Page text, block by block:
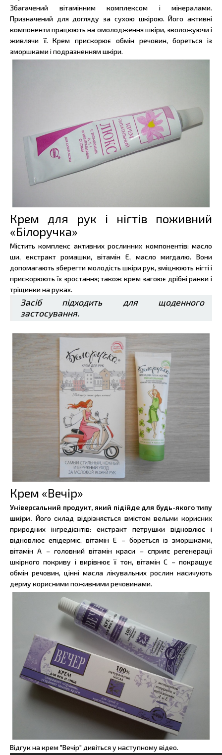
Збагачений вітамінним комплексом і мінералами.
Призначений для догляду за сухою шкірою. Його активні
компоненти працюють на омолодження шкіри, зволожуючи і
живлячи її. Крем прискорює обмін речовин, бореться із
зморшками і подразненням шкіри.
Крем для рук і нігтів поживний
«Білоручка»
Містить комплекс активних рослинних компонентів: масло
ши, екстракт ромашки, вітамін Е, масло мигдалю. Вони
допомагають зберегти молодість шкіри рук, зміцнюють нігті і
прискорюють їх зростання; також крем загоює дрібні ранки і
тріщинки на руках.
Засіб підходить для щоденного
застосування.
Крем «Вечір»
Універсальний продукт, який підійде для будь-якого типу
шкіри. Його склад відрізняється вмістом вельми корисних
природних інгредієнтів: екстракт петрушки відновлює і
відновлює епідерміс, вітамін Е – бореться із зморшками,
вітамін А – головний вітамін краси – сприяє регенерації
шкірного покриву і вирівнює її тон, вітамін С – покращує
обмін речовин, цінні масла лікувальних рослин насичують
дерму корисними поживними речовинами.
Відгук на крем "Вечір" дивіться у наступному відео.